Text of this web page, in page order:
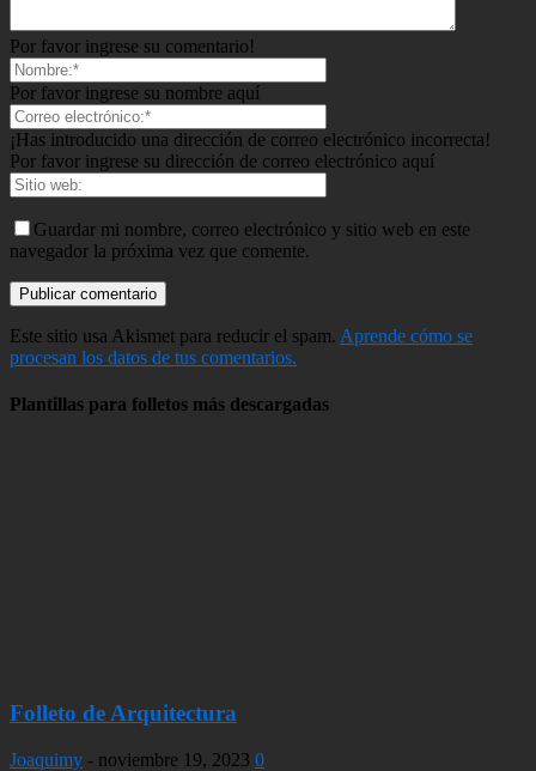
Por favor ingrese su comentario!
Por favor ingrese su nombre aquí
¡Has introducido una dirección de correo electrónico incorrecta!
Por favor ingrese su dirección de correo electrónico aquí
Guardar mi nombre, correo electrónico y sitio web en este
navegador la próxima vez que comente.
Este sitio usa Akismet para reducir el spam. Aprende cómo se
procesan los datos de tus comentarios.
Plantillas para folletos más descargadas
Folleto de Arquitectura
Joaquimy - noviembre 19, 2023 0